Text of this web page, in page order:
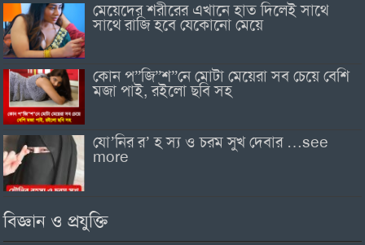
মেয়েদের শরীরের এখানে হাত দিলেই সাথে
সাথে রাজি হবে যেকোনো মেয়ে
কোন প”জি”শ”নে মোটা মেয়েরা সব চেয়ে বেশি
মজা পাই, রইলো ছবি সহ
যো’নির র’ হ স্য ও চরম সুখ দেবার …see
more
বিজ্ঞান ও প্রযুক্তি